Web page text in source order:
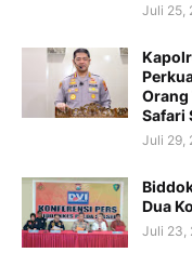
Juli 25,
Orang
Safari
Juli 29,
Dua
Juli 23,